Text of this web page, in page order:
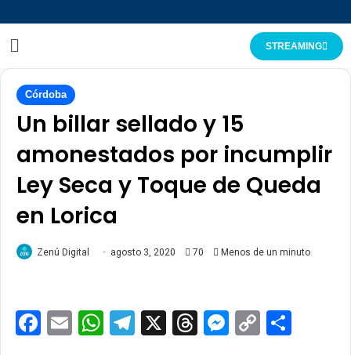
STREAMING
Córdoba
Un billar sellado y 15
amonestados por incumplir
Ley Seca y Toque de Queda
en Lorica
Zenú Digital agosto 3, 2020 70 Menos de un minuto
Facebook
EmailWhatsApp
Telegram
X ThreadsCopy